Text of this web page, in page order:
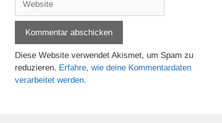
Diese Website verwendet Akismet, um Spam zu
reduzieren. Erfahre, wie deine Kommentardaten
verarbeitet werden.